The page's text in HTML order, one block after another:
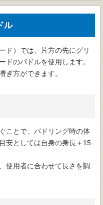
ル
ド）では、片方の先にグリ
ドのパドルを使用します。
ぎ方ができます。
ことで、パドリング時の体
安としては自身の身長＋15
使用者に合わせて長さを調